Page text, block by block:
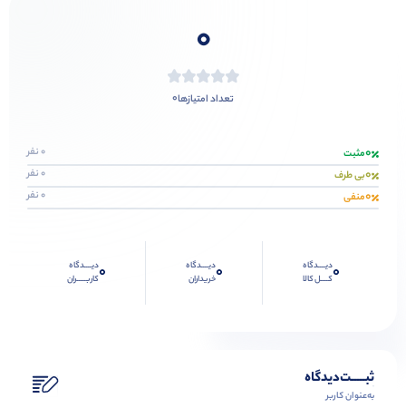
0
تعداد امتیازها0
0مثبت 0 نفر
0بی طرف 0 نفر
0منفی 0 نفر
0دیــــدگاه
کــــل کالا
0دیــــدگاه
خریداران
0دیــــدگاه
کاربـــــران
ثبـــــت‌دیدگاه
به‌عنوان کاربر